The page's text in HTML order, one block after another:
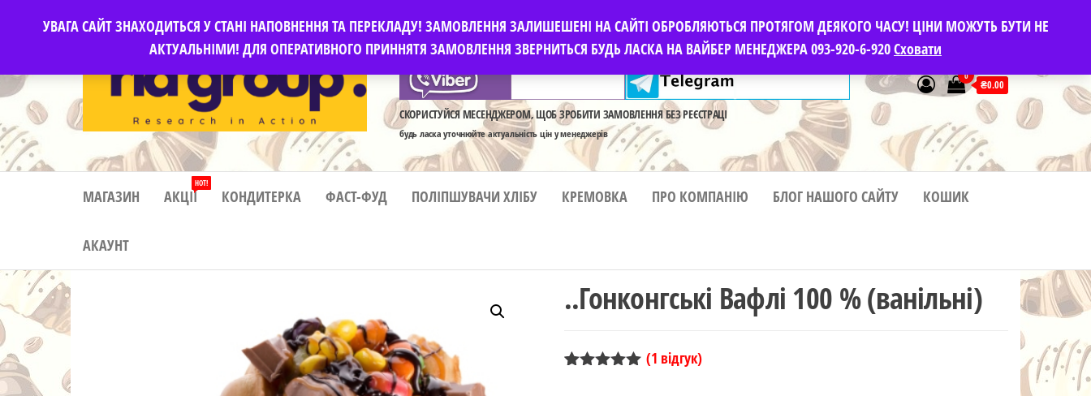
УВАГА САЙТ ЗНАХОДИТЬСЯ У СТАНІ НАПОВНЕННЯ ТА ПЕРЕКЛАДУ! ЗАМОВЛЕННЯ ЗАЛИШЕШЕНІ НА САЙТІ ОБРОБЛЯЮТЬСЯ ПРОТЯГОМ ДЕЯКОГО ЧАСУ! ЦІНИ МОЖУТЬ БУТИ НЕ
АКТУАЛЬНІМИ! ДЛЯ ОПЕРАТИВНОГО ПРИННЯТЯ ЗАМОВЛЕННЯ ЗВЕРНИТЬСЯ БУДЬ ЛАСКА НА ВАЙБЕР МЕНЕДЖЕРА 093-920-6-920Сховати
СУМІШІ
КОНДИТЕРСЬКІ
ТА
кондитерські,
хлібопекарські
поліпшувачи
якості
СКОРИСТУЙСЯ МЕСЕНДЖЕРОМ, ЩОБ ЗРОБИТИ ЗАМОВЛЕННЯ БЕЗ РЕЄСТРАЦІ
будь ласка уточнюйте актуальність цін у менеджерів
0
₴0.00
МАГАЗИН АКЦІЇ
HOT!
КОНДИТЕРКА ФАСТ-ФУД ПОЛІПШУВАЧИ ХЛІБУ КРЕМОВКА ПРО КОМПАНІЮ БЛОГ НАШОГО САЙТУ КОШИК
АКАУНТ
..Гонконгські Вафлі 100 % (ванільні)
(1 відгук)